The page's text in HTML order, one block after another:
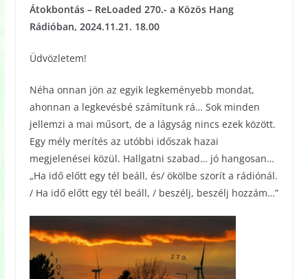
Átokbontás – ReLoaded 270.- a Közös Hang
Rádióban, 2024.11.21. 18.00
Üdvözletem!
Néha onnan jön az egyik legkeményebb mondat,
ahonnan a legkevésbé számítunk rá… Sok minden
jellemzi a mai műsort, de a lágyság nincs ezek között.
Egy mély merítés az utóbbi időszak hazai
megjelenései közül. Hallgatni szabad… jó hangosan…
„Ha idő előtt egy tél beáll, és/ ökölbe szorít a rádiónál.
/ Ha idő előtt egy tél beáll, / beszélj, beszélj hozzám…”